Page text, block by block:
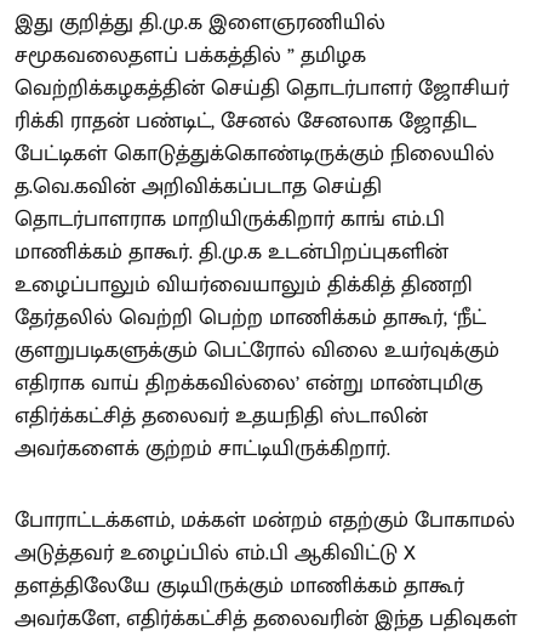
இது குறித்து தி.மு.க இளைஞரணியில்
சமூகவலைதளப் பக்கத்தில் ” தமிழக
வெற்றிக்கழகத்தின் செய்தி தொடர்பாளர் ஜோசியர்
ரிக்கி ராதன் பண்டிட், சேனல் சேனலாக ஜோதிட
பேட்டிகள் கொடுத்துக்கொண்டிருக்கும் நிலையில்
த.வெ.கவின் அறிவிக்கப்படாத செய்தி
தொடர்பாளராக மாறியிருக்கிறார் காங் எம்.பி
மாணிக்கம் தாகூர். தி.மு.க உடன்பிறப்புகளின்
உழைப்பாலும் வியர்வையாலும் திக்கித் திணறி
தேர்தலில் வெற்றி பெற்ற மாணிக்கம் தாகூர், ‘நீட்
குளறுபடிகளுக்கும் பெட்ரோல் விலை உயர்வுக்கும்
எதிராக வாய் திறக்கவில்லை’ என்று மாண்புமிகு
எதிர்க்கட்சித் தலைவர் உதயநிதி ஸ்டாலின்
அவர்களைக் குற்றம் சாட்டியிருக்கிறார்.
போராட்டக்களம், மக்கள் மன்றம் எதற்கும் போகாமல்
அடுத்தவர் உழைப்பில் எம்.பி ஆகிவிட்டு X
தளத்திலேயே குடியிருக்கும் மாணிக்கம் தாகூர்
அவர்களே, எதிர்க்கட்சித் தலைவரின் இந்த பதிவுகள்